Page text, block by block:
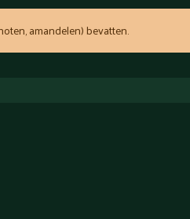
amandelen) bevatten.